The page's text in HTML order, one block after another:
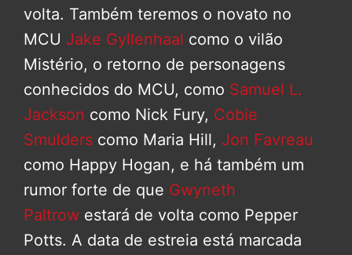
volta. Também teremos o novato no
MCU Jake Gyllenhaal como o vilão
Mistério, o retorno de personagens
conhecidos do MCU, como Samuel L.
Jackson como Nick Fury, Cobie
Smulders como Maria Hill, Jon Favreau
como Happy Hogan, e há também um
rumor forte de que Gwyneth
Paltrow estará de volta como Pepper
Potts. A data de estreia está marcada